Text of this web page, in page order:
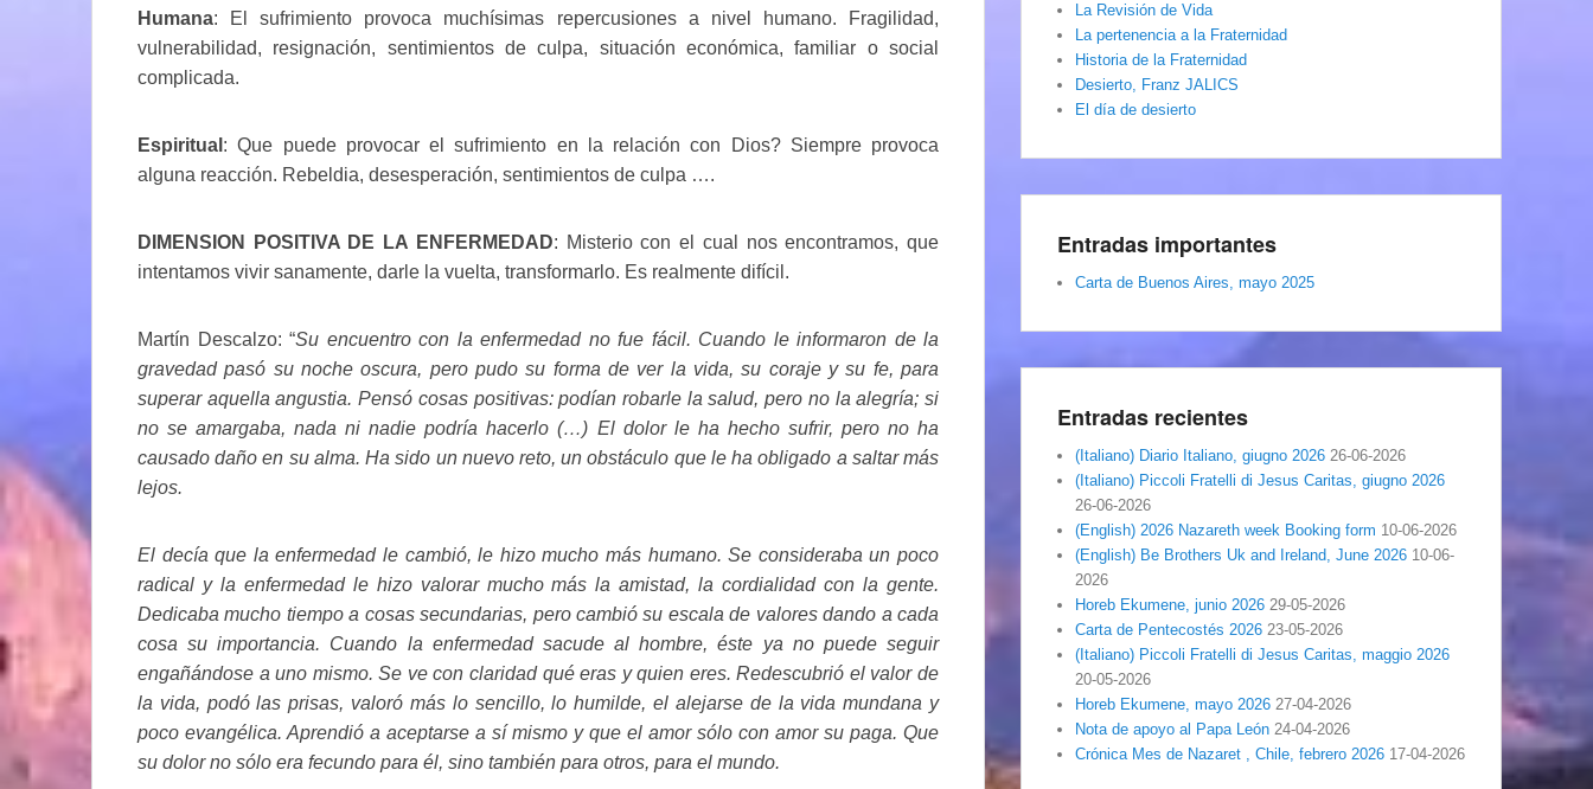
Humana: El sufrimiento provoca muchísimas repercusiones a nivel humano. Fragilidad,
vulnerabilidad, resignación, sentimientos de culpa, situación económica, familiar o social
complicada.
Espiritual : Que puede provocar el sufrimiento en la relación con Dios? Siempre provoca
alguna reacción. Rebeldia, desesperación, sentimientos de culpa ….
DIMENSION POSITIVA DE LA ENFERMEDAD: Misterio con el cual nos encontramos, que
intentamos vivir sanamente, darle la vuelta, transformarlo. Es realmente difícil.
Martín Descalzo: “Su encuentro con la enfermedad no fue fácil. Cuando le informaron de la
gravedad pasó su noche oscura, pero pudo su forma de ver la vida, su coraje y su fe, para
superar aquella angustia. Pensó cosas positivas: podían robarle la salud, pero no la alegría; si
no se amargaba, nada ni nadie podría hacerlo (…) El dolor le ha hecho sufrir, pero no ha
causado daño en su alma. Ha sido un nuevo reto, un obstáculo que le ha obligado a saltar más
lejos.
El decía que la enfermedad le cambió, le hizo mucho más humano. Se consideraba un poco
radical y la enfermedad le hizo valorar mucho más la amistad, la cordialidad con la gente.
Dedicaba mucho tiempo a cosas secundarias, pero cambió su escala de valores dando a cada
cosa su importancia. Cuando la enfermedad sacude al hombre, éste ya no puede seguir
engañándose a uno mismo. Se ve con claridad qué eras y quien eres. Redescubrió el valor de
la vida, podó las prisas, valoró más lo sencillo, lo humilde, el alejarse de la vida mundana y
poco evangélica. Aprendió a aceptarse a sí mismo y que el amor sólo con amor su paga. Que
su dolor no sólo era fecundo para él, sino también para otros, para el mundo.
La Revisión de Vida
La pertenencia a la Fraternidad
Historia de la Fraternidad
Desierto, Franz JALICS
El día de desierto
Entradas importantes
Carta de Buenos Aires, mayo 2025
Entradas recientes
(Italiano) Diario Italiano, giugno 2026 26-06-2026
(Italiano) Piccoli Fratelli di Jesus Caritas, giugno 2026
26-06-2026
(English) 2026 Nazareth week Booking form 10-06-2026
(English) Be Brothers Uk and Ireland, June 2026 10-06-
2026
Horeb Ekumene, junio 2026 29-05-2026
Carta de Pentecostés 2026 23-05-2026
(Italiano) Piccoli Fratelli di Jesus Caritas, maggio 2026
20-05-2026
Horeb Ekumene, mayo 2026 27-04-2026
Nota de apoyo al Papa León 24-04-2026
Crónica Mes de Nazaret , Chile, febrero 2026 17-04-2026